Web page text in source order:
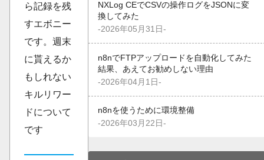
ら記録を残
すエボニー
です。週末
に貰えるか
もしれない
キルリワー
ドについて
です
NXLog CEでCSVの操作ログをJSONに変
換してみた
-2026年05月31日-
n8nでFTPアップロードを自動化してみた
結果、あえてお勧めしない理由
-2026年04月1日-
n8nを使うために環境整備
-2026年03月22日-